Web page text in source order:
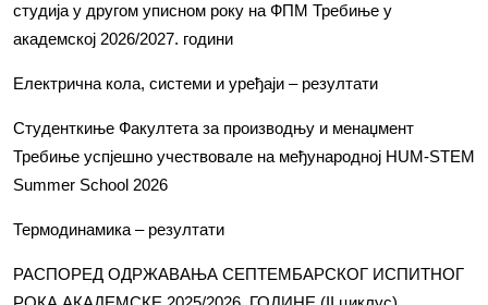
студија у другом уписном року на ФПМ Требиње у
академској 2026/2027. години
Електрична кола, системи и уређаји – резултати
Студенткиње Факултета за производњу и менаџмент
Требиње успјешно учествовале на међународној HUM-STEM
Summer School 2026
Термодинамика – резултати
РАСПОРЕД ОДРЖАВАЊА СЕПТЕМБАРСКОГ ИСПИТНОГ